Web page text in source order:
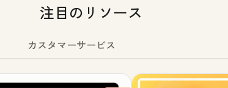
注目のリソース
カスタマーサービス